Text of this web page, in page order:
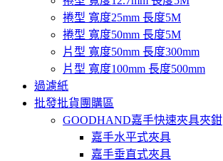
捲型 寬度25mm 長度5M
捲型 寬度50mm 長度5M
片型 寬度50mm 長度300mm
片型 寬度100mm 長度500mm
過濾紙
批發批貨團購區
GOODHAND嘉手快速夾具夾鉗
嘉手水平式夾具
嘉手垂直式夾具